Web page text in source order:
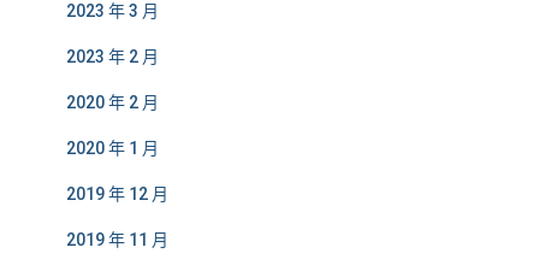
2023 年 3 月
2023 年 2 月
2020 年 2 月
2020 年 1 月
2019 年 12 月
2019 年 11 月